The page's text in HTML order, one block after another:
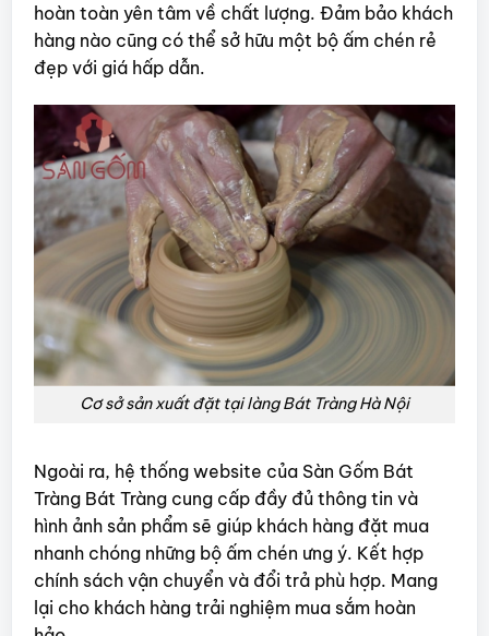
hoàn toàn yên tâm về chất lượng. Đảm bảo khách
hàng nào cũng có thể sở hữu một bộ ấm chén rẻ
đẹp với giá hấp dẫn.
Cơ sở sản xuất đặt tại làng Bát Tràng Hà Nội
Ngoài ra, hệ thống website của Sàn Gốm Bát
Tràng Bát Tràng cung cấp đầy đủ thông tin và
hình ảnh sản phẩm sẽ giúp khách hàng đặt mua
nhanh chóng những bộ ấm chén ưng ý. Kết hợp
chính sách vận chuyển và đổi trả phù hợp. Mang
lại cho khách hàng trải nghiệm mua sắm hoàn